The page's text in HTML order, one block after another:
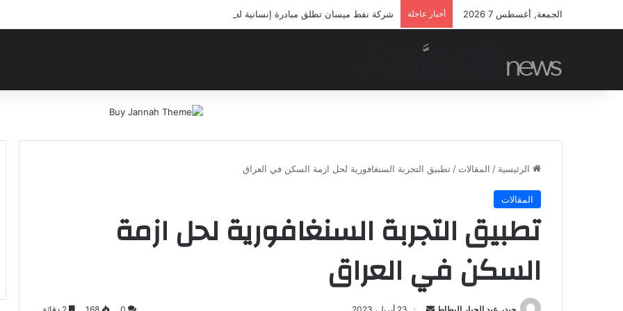
الجمعة, أغسطس 7 2026 أخبار عاجلة شركة نفط ميسان تطلق مبادرة إنسانية لعلاج أيتام مدرسة كافل اليتيم
الرئيسية / المقالات / تطبيق التجربة السنغافورية لحل ازمة السكن في العراق
المقالات
تطبيق التجربة السنغافورية لحل ازمة
السكن في العراق
أرسل